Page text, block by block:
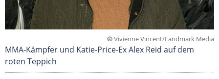
©Vivienne Vincent/Landmark Media
MMA-Kämpfer und Katie-Price-Ex Alex Reid auf dem
roten Teppich